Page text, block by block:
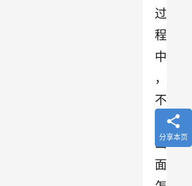
过
程
中
，
不
画
面
分享本页